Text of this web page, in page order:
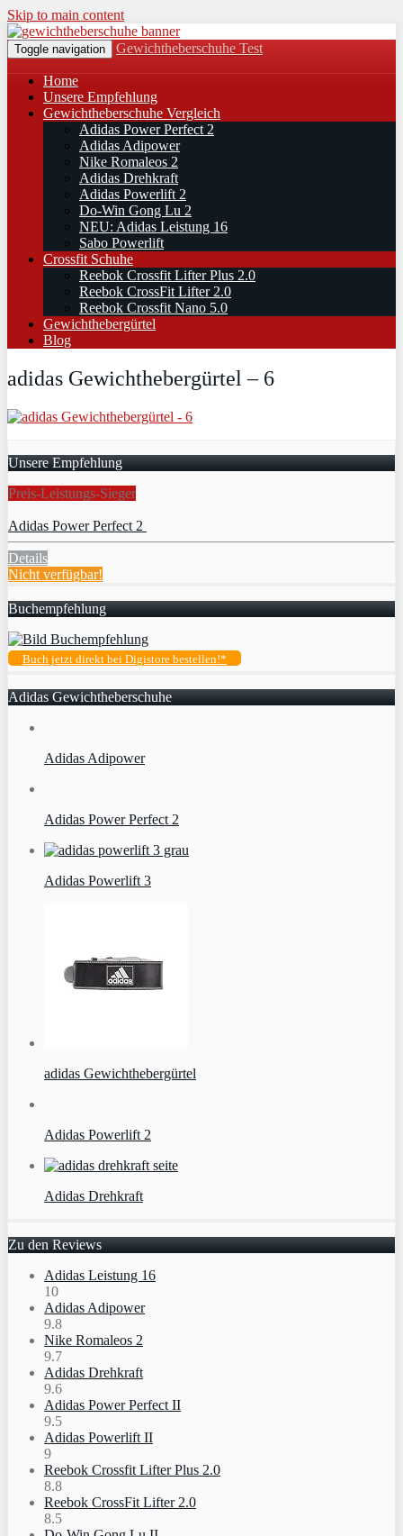
Skip to main content
Toggle navigation Gewichtheberschuhe Test
Home
Unsere Empfehlung
Gewichtheberschuhe Vergleich
Adidas Power Perfect 2
Adidas Adipower
Nike Romaleos 2
Adidas Drehkraft
Adidas Powerlift 2
Do-Win Gong Lu 2
NEU: Adidas Leistung 16
Sabo Powerlift
Crossfit Schuhe
Reebok Crossfit Lifter Plus 2.0
Reebok CrossFit Lifter 2.0
Reebok Crossfit Nano 5.0
Gewichthebergürtel
Blog
adidas Gewichthebergürtel – 6
Unsere Empfehlung
Preis-Leistungs-Sieger
Adidas Power Perfect 2
Details
Nicht verfügbar!
Buchempfehlung
Buch jetzt direkt bei Digistore bestellen!*
Adidas Gewichtheberschuhe
Adidas Adipower
Adidas Power Perfect 2
Adidas Powerlift 3
adidas Gewichthebergürtel
Adidas Powerlift 2
Adidas Drehkraft
Zu den Reviews
Adidas Leistung 16
10
Adidas Adipower
9.8
Nike Romaleos 2
9.7
Adidas Drehkraft
9.6
Adidas Power Perfect II
9.5
Adidas Powerlift II
9
Reebok Crossfit Lifter Plus 2.0
8.8
Reebok CrossFit Lifter 2.0
8.5